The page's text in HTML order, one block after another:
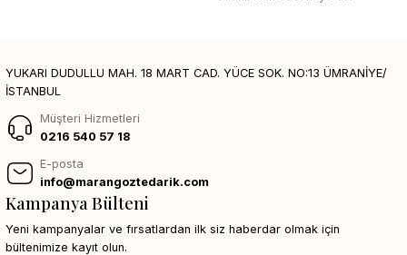
YUKARI DUDULLU MAH. 18 MART CAD. YÜCE SOK. NO:13 ÜMRANİYE/
İSTANBUL
Müşteri Hizmetleri
0216 540 57 18
E-posta
info@marangoztedarik.com
Kampanya Bülteni
Yeni kampanyalar ve fırsatlardan ilk siz haberdar olmak için
bültenimize kayıt olun.